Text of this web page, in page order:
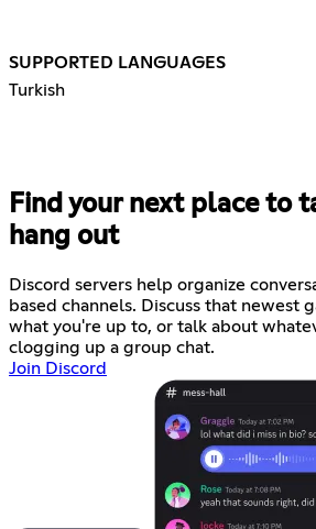
SUPPORTED LANGUAGES
Turkish
Find your next place to
hang out
Discord servers help organize
based channels. Discuss that newest
what you're up to, or talk about
clogging up a group chat.
Join Discord